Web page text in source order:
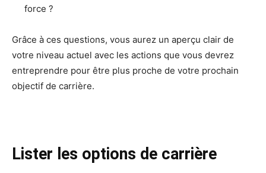
force ?
Grâce à ces questions, vous aurez un aperçu clair de
votre niveau actuel avec les actions que vous devrez
entreprendre pour être plus proche de votre prochain
objectif de carrière.
Lister les options de carrière